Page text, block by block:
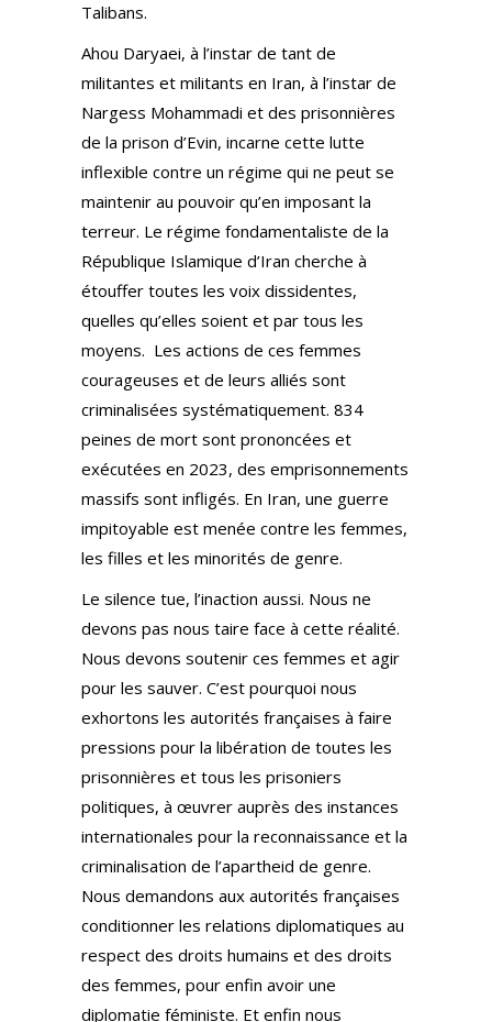
Talibans.
Ahou Daryaei, à l’instar de tant de
militantes et militants en Iran, à l’instar de
Nargess Mohammadi et des prisonnières
de la prison d’Evin, incarne cette lutte
inflexible contre un régime qui ne peut se
maintenir au pouvoir qu’en imposant la
terreur. Le régime fondamentaliste de la
République Islamique d’Iran cherche à
étouffer toutes les voix dissidentes,
quelles qu’elles soient et par tous les
moyens. Les actions de ces femmes
courageuses et de leurs alliés sont
criminalisées systématiquement. 834
peines de mort sont prononcées et
exécutées en 2023, des emprisonnements
massifs sont infligés. En Iran, une guerre
impitoyable est menée contre les femmes,
les filles et les minorités de genre.
Le silence tue, l’inaction aussi. Nous ne
devons pas nous taire face à cette réalité.
Nous devons soutenir ces femmes et agir
pour les sauver. C’est pourquoi nous
exhortons les autorités françaises à faire
pressions pour la libération de toutes les
prisonnières et tous les prisoniers
politiques, à œuvrer auprès des instances
internationales pour la reconnaissance et la
criminalisation de l’apartheid de genre.
Nous demandons aux autorités françaises
conditionner les relations diplomatiques au
respect des droits humains et des droits
des femmes, pour enfin avoir une
diplomatie féministe. Et enfin nous